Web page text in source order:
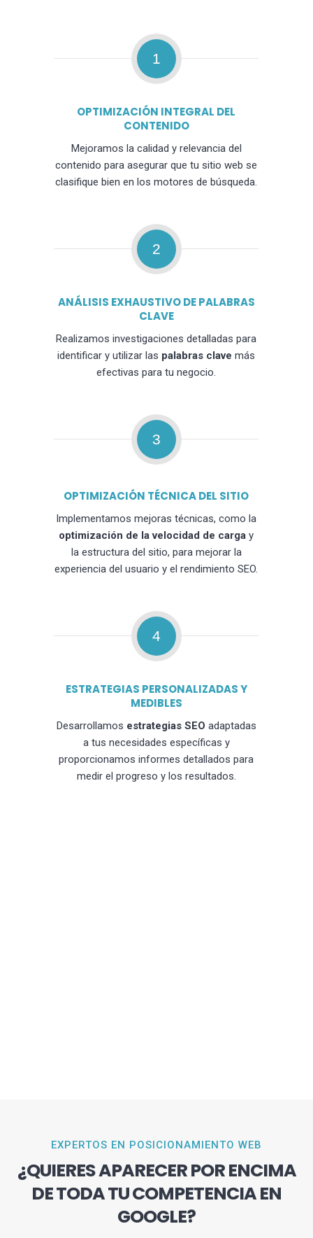
1
OPTIMIZACIÓN INTEGRAL DEL
CONTENIDO
Mejoramos la calidad y relevancia del
contenido para asegurar que tu sitio web se
clasifique bien en los motores de búsqueda.
2
ANÁLISIS EXHAUSTIVO DE PALABRAS
CLAVE
Realizamos investigaciones detalladas para
identificar y utilizar las palabras clave más
efectivas para tu negocio.
3
OPTIMIZACIÓN TÉCNICA DEL SITIO
Implementamos mejoras técnicas, como la
optimización de la velocidad de carga y
la estructura del sitio, para mejorar la
experiencia del usuario y el rendimiento SEO.
4
ESTRATEGIAS PERSONALIZADAS Y
MEDIBLES
Desarrollamos estrategias SEO adaptadas
a tus necesidades específicas y
proporcionamos informes detallados para
medir el progreso y los resultados.
EXPERTOS EN POSICIONAMIENTO WEB
¿QUIERES APARECER POR ENCIMA
DE TODA TU COMPETENCIA EN
GOOGLE?